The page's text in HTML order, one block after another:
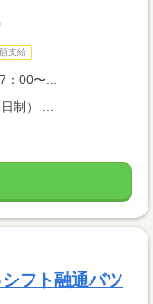
支給
00〜...
制） ...
フト融通バツ